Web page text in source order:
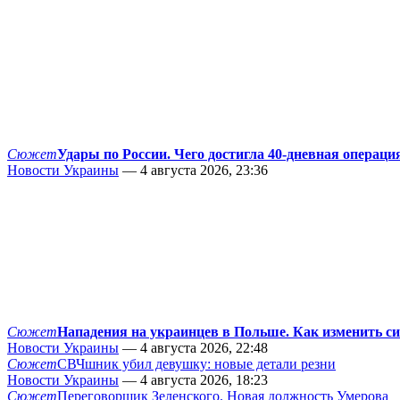
СюжетУдары по России. Чего достигла 40-дневная
Новости Украины — 4 августа 2026, 23:36
СюжетНападения на украинцев в Польше. Как изменить
Новости Украины — 4 августа 2026, 22:48
СюжетСВЧшник убил девушку: новые детали резни
Новости Украины — 4 августа 2026, 18:23
СюжетПереговорщик Зеленского. Новая должность Умерова